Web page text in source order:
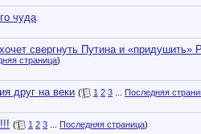
чуда
свергнуть Путина и «придушить»
страница)
друг на веки ( 1 2 3
Последняя
( 1 2 3 Последняя страница)